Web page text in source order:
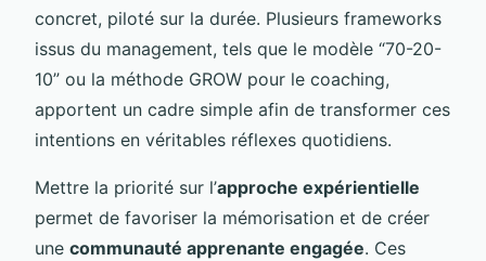
concret, piloté sur la durée. Plusieurs frameworks
issus du management, tels que le modèle “70-20-
10” ou la méthode GROW pour le coaching,
apportent un cadre simple afin de transformer ces
intentions en véritables réflexes quotidiens.
Mettre la priorité sur l’approche expérientielle
permet de favoriser la mémorisation et de créer
une communauté apprenante engagée. Ces